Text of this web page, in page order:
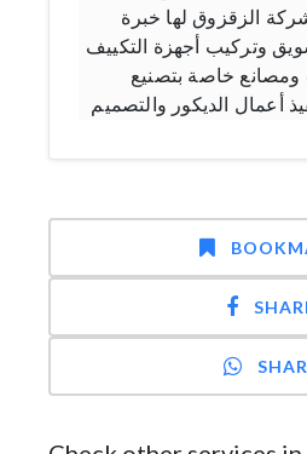
الزقزوق لها خبرة
وتركيب أجهزة التكييف
خاصة بتصنيع